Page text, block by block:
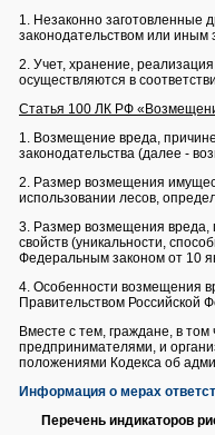
1. Незаконно заготовленные
законодательством или иным
2. Учет, хранение,
осуществляются в
Статья 100 ЛК РФ
1. Возмещение вреда,
законодательства (далее -
2. Размер возмещения
использовании лесов,
3. Размер возмещения вреда,
свойств (уникальности,
Федеральным законом от 10
4. Особенности возмещения
Правительством Российской
Вместе с тем, граждане, в
предпринимателями, и
положениями Кодекса об
Информация о мерах
Перечень индикаторов